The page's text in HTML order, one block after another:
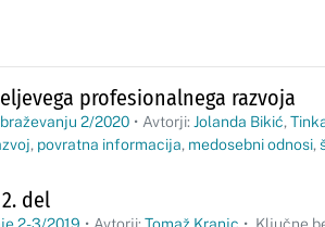
profesionalnega razvoja
2/2020 • Avtorji: Jolanda Bikić,
, povratna informacija, medosebni odnosi,
del